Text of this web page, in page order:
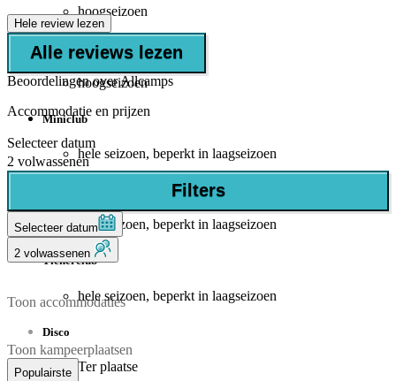
hoogseizoen
Animatie 's avonds
hoogseizoen
Miniclub
hele seizoen, beperkt in laagseizoen
hele seizoen, beperkt in laagseizoen
Tienerclub
hele seizoen, beperkt in laagseizoen
Disco
Ter plaatse
Hele review lezen
Alle reviews lezen
Beoordelingen over Allcamps
Accommodatie en prijzen
Selecteer datum
2 volwassenen
Filters
Selecteer datum
2 volwassenen
Toon accommodaties
Toon kampeerplaatsen
Populairste